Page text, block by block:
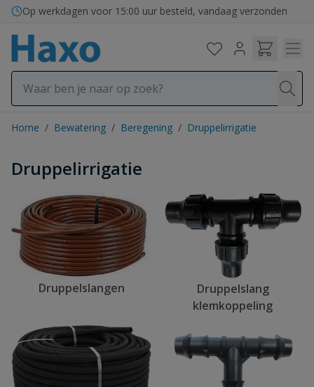
Ga naar de inhoud
Op werkdagen voor 15:00 uur besteld, vandaag verzonden
Home / Bewatering / Beregening / Druppelirrigatie
Druppelirrigatie
Druppelslangen
Druppelslang
klemkoppeling